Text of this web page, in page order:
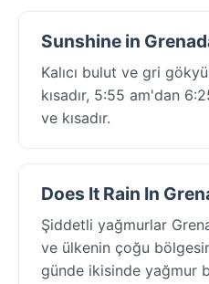
Sunshine in
Kalıcı bulut ve gri
kısadır, 5:55 am'dan
ve kısadır.
Does It Rain In
Şiddetli yağmurlar
ve ülkenin çoğu
günde ikisinde yağmur